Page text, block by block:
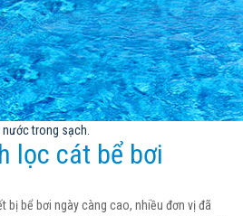
trong sạch.
lọc cát bể bơi
bị bể bơi ngày càng cao, nhiều đơn vị đã